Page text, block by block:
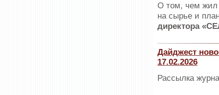
О том, чем жил
на сырье и
директора
Дайджест
17.02.2026
Рассылка